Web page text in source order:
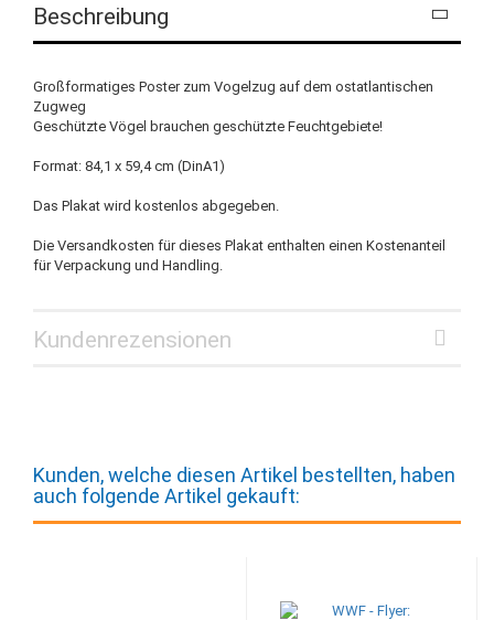
Beschreibung
Großformatiges Poster zum Vogelzug auf dem ostatlantischen
Zugweg
Geschützte Vögel brauchen geschützte Feuchtgebiete!
Format: 84,1 x 59,4 cm (DinA1)
Das Plakat wird kostenlos abgegeben.
Die Versandkosten für dieses Plakat enthalten einen Kostenanteil
für Verpackung und Handling.
Kundenrezensionen
Kunden, welche diesen Artikel bestellten, haben
auch folgende Artikel gekauft: